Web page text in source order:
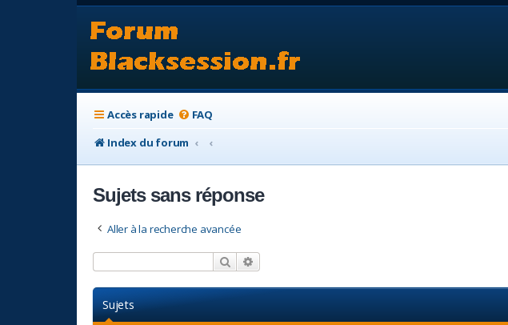
Accès rapide FAQ
Index du forum
Sujets sans réponse
Aller à la recherche avancée
Rechercher
Sujets